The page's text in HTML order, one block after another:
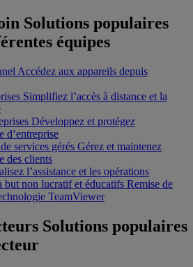
Solutions populaires
équipes
Accédez aux appareils depuis
Simplifiez l’accès à distance et la
Développez et protégez
d’entreprise
services gérés Gérez et maintenez
des clients
l’assistance et les opérations
but non lucratif et éducatifs Remise de
TeamViewer
Solutions populaires